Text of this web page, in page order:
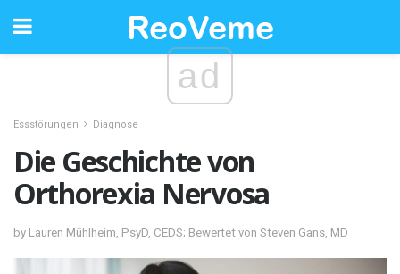
ad
Essstörungen Diagnose
Die Geschichte von
Orthorexia Nervosa
by Lauren Mühlheim, PsyD, CEDS; Bewertet von Steven Gans, MD